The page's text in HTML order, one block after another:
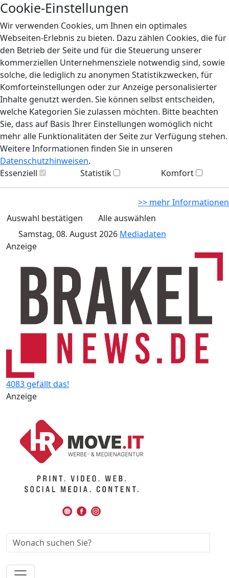
Cookie-Einstellungen
Wir verwenden Cookies, um Ihnen ein optimales
Webseiten-Erlebnis zu bieten. Dazu zählen Cookies, die für
den Betrieb der Seite und für die Steuerung unserer
kommerziellen Unternehmensziele notwendig sind, sowie
solche, die lediglich zu anonymen Statistikzwecken, für
Komforteinstellungen oder zur Anzeige personalisierter
Inhalte genutzt werden. Sie können selbst entscheiden,
welche Kategorien Sie zulassen möchten. Bitte beachten
Sie, dass auf Basis Ihrer Einstellungen womöglich nicht
mehr alle Funktionalitäten der Seite zur Verfügung stehen.
Weitere Informationen finden Sie in unseren
Datenschutzhinweisen.
Essenziell
Statistik Komfort
>> mehr Informationen
Auswahl bestätigen
Alle auswählen
Samstag, 08. August 2026 Mediadaten
Anzeige
4083 gefällt das!
Anzeige